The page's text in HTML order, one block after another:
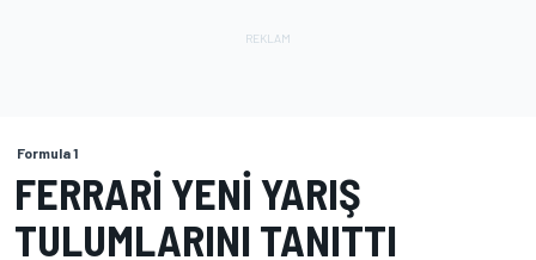
Formula 1
FERRARI YENI YARIŞ
TULUMLARINI TANITTI